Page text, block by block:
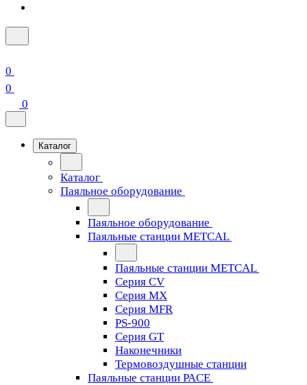
0
0
0
Каталог
Каталог
Паяльное оборудование
Паяльное оборудование
Паяльные станции METCAL
Паяльные станции METCAL
Серия CV
Серия MX
Серия MFR
PS-900
Серия GT
Наконечники
Термовоздушные станции
Паяльные станции PACE